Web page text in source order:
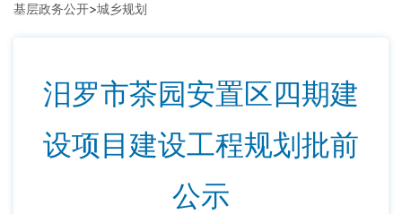
基层政务公开>城乡规划
汨罗市茶园安置区四期建
设项目建设工程规划批前
公示